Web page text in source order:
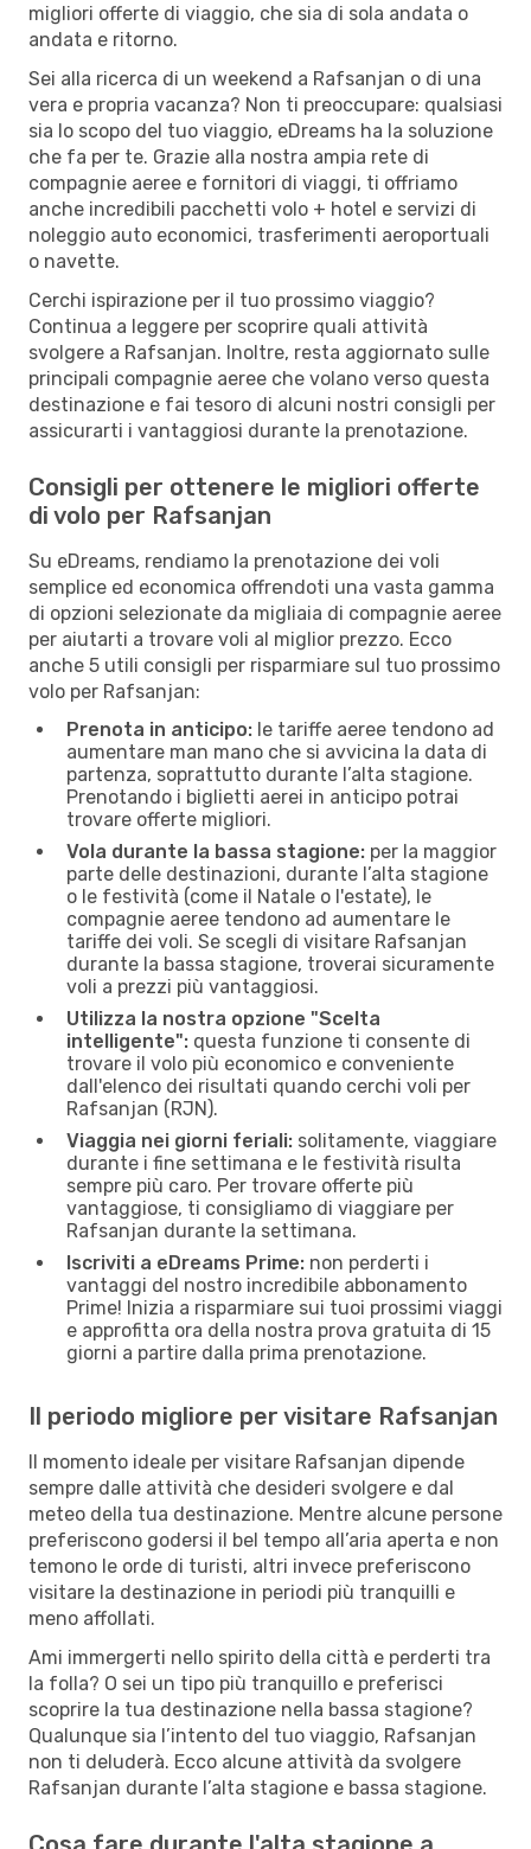
migliori offerte di viaggio, che sia di sola andata o
andata e ritorno.
Sei alla ricerca di un weekend a Rafsanjan o di una
vera e propria vacanza? Non ti preoccupare: qualsiasi
sia lo scopo del tuo viaggio, eDreams ha la soluzione
che fa per te. Grazie alla nostra ampia rete di
compagnie aeree e fornitori di viaggi, ti offriamo
anche incredibili pacchetti volo + hotel e servizi di
noleggio auto economici, trasferimenti aeroportuali
o navette.
Cerchi ispirazione per il tuo prossimo viaggio?
Continua a leggere per scoprire quali attività
svolgere a Rafsanjan. Inoltre, resta aggiornato sulle
principali compagnie aeree che volano verso questa
destinazione e fai tesoro di alcuni nostri consigli per
assicurarti i vantaggiosi durante la prenotazione.
Consigli per ottenere le migliori offerte
di volo per Rafsanjan
Su eDreams, rendiamo la prenotazione dei voli
semplice ed economica offrendoti una vasta gamma
di opzioni selezionate da migliaia di compagnie aeree
per aiutarti a trovare voli al miglior prezzo. Ecco
anche 5 utili consigli per risparmiare sul tuo prossimo
volo per Rafsanjan:
Prenota in anticipo: le tariffe aeree tendono ad
aumentare man mano che si avvicina la data di
partenza, soprattutto durante l’alta stagione.
Prenotando i biglietti aerei in anticipo potrai
trovare offerte migliori.
Vola durante la bassa stagione: per la maggior
parte delle destinazioni, durante l’alta stagione
o le festività (come il Natale o l'estate), le
compagnie aeree tendono ad aumentare le
tariffe dei voli. Se scegli di visitare Rafsanjan
durante la bassa stagione, troverai sicuramente
voli a prezzi più vantaggiosi.
Utilizza la nostra opzione "Scelta
intelligente": questa funzione ti consente di
trovare il volo più economico e conveniente
dall'elenco dei risultati quando cerchi voli per
Rafsanjan (RJN).
Viaggia nei giorni feriali: solitamente, viaggiare
durante i fine settimana e le festività risulta
sempre più caro. Per trovare offerte più
vantaggiose, ti consigliamo di viaggiare per
Rafsanjan durante la settimana.
Iscriviti a eDreams Prime: non perderti i
vantaggi del nostro incredibile abbonamento
Prime! Inizia a risparmiare sui tuoi prossimi viaggi
e approfitta ora della nostra prova gratuita di 15
giorni a partire dalla prima prenotazione.
Il periodo migliore per visitare Rafsanjan
Il momento ideale per visitare Rafsanjan dipende
sempre dalle attività che desideri svolgere e dal
meteo della tua destinazione. Mentre alcune persone
preferiscono godersi il bel tempo all’aria aperta e non
temono le orde di turisti, altri invece preferiscono
visitare la destinazione in periodi più tranquilli e
meno affollati.
Ami immergerti nello spirito della città e perderti tra
la folla? O sei un tipo più tranquillo e preferisci
scoprire la tua destinazione nella bassa stagione?
Qualunque sia l’intento del tuo viaggio, Rafsanjan
non ti deluderà. Ecco alcune attività da svolgere
Rafsanjan durante l’alta stagione e bassa stagione.